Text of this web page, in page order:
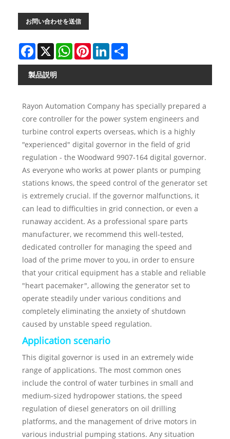
お問い合わせを送信
Facebook
X WhatsAppPinterestLinkedIn
製品説明
Rayon Automation Company has specially prepared a
core controller for the power system engineers and
turbine control experts overseas, which is a highly
"experienced" digital governor in the field of grid
regulation - the Woodward 9907-164 digital governor.
As everyone who works at power plants or pumping
stations knows, the speed control of the generator set
is extremely crucial. If the governor malfunctions, it
can lead to difficulties in grid connection, or even a
runaway accident. As a professional spare parts
manufacturer, we recommend this well-tested,
dedicated controller for managing the speed and
load of the prime mover to you, in order to ensure
that your critical equipment has a stable and reliable
"heart pacemaker", allowing the generator set to
operate steadily under various conditions and
completely eliminating the anxiety of shutdown
caused by unstable speed regulation.
Application scenario
This digital governor is used in an extremely wide
range of applications. The most common ones
include the control of water turbines in small and
medium-sized hydropower stations, the speed
regulation of diesel generators on oil drilling
platforms, and the management of drive motors in
various industrial pumping stations. Any situation